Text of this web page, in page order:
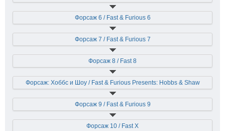
Форсаж 6 / Fast & Furious 6
Форсаж 7 / Fast & Furious 7
Форсаж 8 / Fast 8
Форсаж: Хоббс и Шоу / Fast & Furious Presents: Hobbs & Shaw
Форсаж 9 / Fast & Furious 9
Форсаж 10 / Fast X